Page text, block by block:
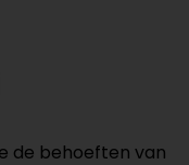
de behoeften van